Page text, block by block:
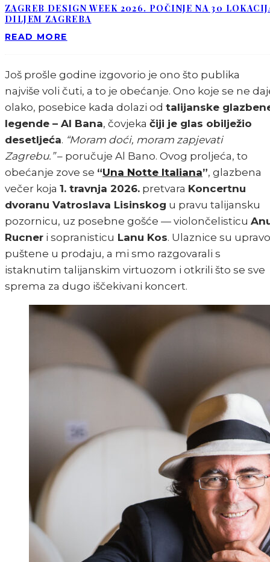
ZAGREB DESIGN WEEK 2026. POČINJE NA 30
DILJEM ZAGREBA
READ MORE
Još prošle godine izgovorio je ono što publika
najviše voli čuti, a to je obećanje. Ono koje se ne
olako, posebice kada dolazi od talijanske
legende – Al Bana, čovjeka čiji je glas obilježio
desetljeća. “Moram doći, moram zapjevati
Zagrebu.”– poručuje Al Bano. Ovog proljeća, to
obećanje zove se “Una Notte Italiana”, glazbena
večer koja 1. travnja 2026. pretvara Koncertnu
dvoranu Vatroslava Lisinskog u pravu talijansku
pozornicu, uz posebne gošće — violončelisticu
Rucner i sopranisticu Lanu Kos. Ulaznice su upravo
puštene u prodaju, a mi smo razgovarali s
istaknutim talijanskim virtuozom i otkrili što se sve
sprema za dugo iščekivani koncert.